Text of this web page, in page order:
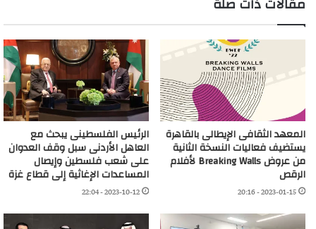
المعهد الثقافى الإيطالى بالقاهرة
يستضيف فعاليات النسخة الثانية
من عروض Breaking Walls لأفلام
الرقص
2023-01-15 - 20:16
الرئيس الفلسطينى يبحث مع
العاهل الأردنى سبل وقف العدوان
على شعب فلسطين وإيصال
المساعدات الإغاثية إلى قطاع غزة
2023-10-12 - 22:04